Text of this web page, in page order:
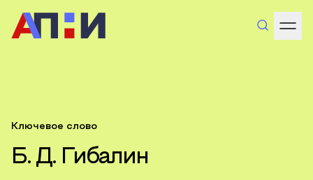
Ключевое слово
Б. Д. Гибалин